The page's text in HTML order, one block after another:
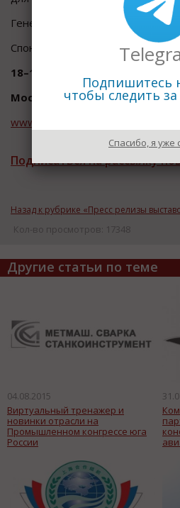
Генеральный спонсор:ITV |
Спонсор деловой программы:
18–19 ноября 2015
Москва, КВЦ "Сокольники"
www.all-over-ip.ru
Подписаться на рассылку
Назад к рубрике «Пресс релизы
Кол-во просмотров: 17348
Другие статьи по теме
04.08.2015
Виртуальный тренажер и
новинки отрасли на
Промышленном конгрессе юга
России
Подпишитесь
чтобы следить
Спасибо, я уже